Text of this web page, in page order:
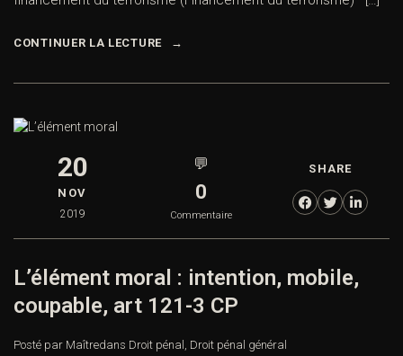
CONTINUER LA LECTURE
20
NOV
2019
💬
0
Commentaire
SHARE
L’élément moral : intention, mobile,
coupable, art 121-3 CP
Posté par Maîtredans Droit pénal , Droit pénal général